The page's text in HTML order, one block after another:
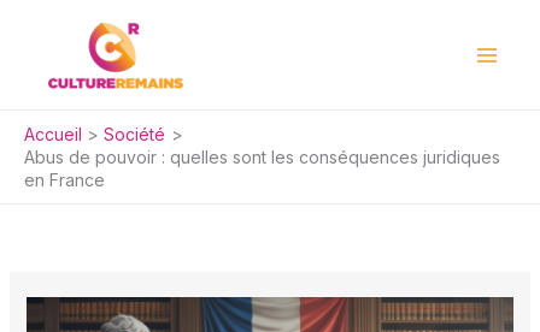
Accueil
Société
Abus de pouvoir : quelles sont les conséquences juridiques
en France